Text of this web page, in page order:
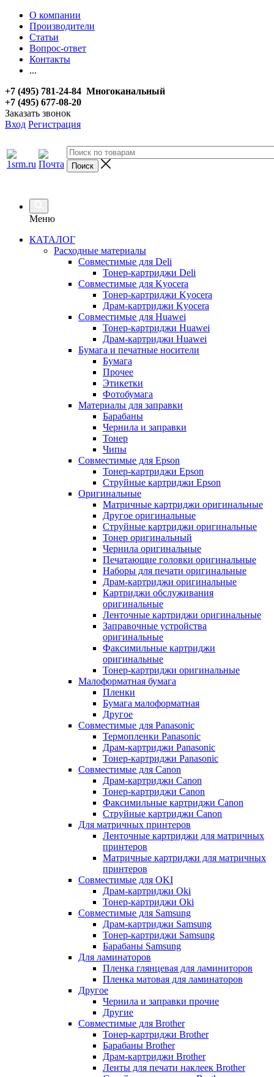
О компании
Производители
Статьи
Вопрос-ответ
Контакты
...
+7 (495) 781-24-84 Многоканальный
+7 (495) 677-08-20
Заказать звонок
Вход Регистрация
Меню
КАТАЛОГ
Расходные материалы
Совместимые для Deli
Тонер-картриджи Deli
Совместимые для Kyocera
Тонер-картриджи Kyocera
Драм-картриджи Kyocera
Совместимые для Huawei
Тонер-картриджи Huawei
Драм-картриджи Huawei
Бумага и печатные носители
Бумага
Прочее
Этикетки
Фотобумага
Материалы для заправки
Барабаны
Чернила и заправки
Тонер
Чипы
Совместимые для Epson
Тонер-картриджи Epson
Струйные картриджи Epson
Оригинальные
Матричные картриджи оригинальные
Другое оригинальные
Струйные картриджи оригинальные
Тонер оригинальный
Чернила оригинальные
Печатающие головки оригинальные
Наборы для печати оригинальные
Драм-картриджи оригинальные
Картриджи обслуживания
оригинальные
Ленточные картриджи оригинальные
Заправочные устройства
оригинальные
Факсимильные картриджи
оригинальные
Тонер-картриджи оригинальные
Малоформатная бумага
Пленки
Бумага малоформатная
Другое
Совместимые для Panasonic
Термопленки Panasonic
Драм-картриджи Panasonic
Тонер-картриджи Panasonic
Совместимые для Canon
Драм-картриджи Canon
Тонер-картриджи Canon
Факсимильные картриджи Canon
Струйные картриджи Canon
Для матричных принтеров
Ленточные картриджи для матричных
принтеров
Матричные картриджи для матричных
принтеров
Совместимые для OKI
Драм-картриджи Oki
Тонер-картриджи Oki
Совместимые для Samsung
Драм-картриджи Samsung
Тонер-картриджи Samsung
Барабаны Samsung
Для ламинаторов
Пленка глянцевая для ламиниторов
Пленка матовая для ламинаторов
Другое
Чернила и заправки прочие
Другие
Совместимые для Brother
Тонер-картриджи Brother
Барабаны Brother
Драм-картриджи Brother
Ленты для печати наклеек Brother